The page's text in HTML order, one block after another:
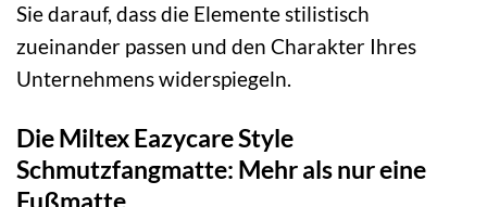
Sie darauf, dass die Elemente stilistisch
zueinander passen und den Charakter Ihres
Unternehmens widerspiegeln.
Die Miltex Eazycare Style
Schmutzfangmatte: Mehr als nur eine
Fußmatte